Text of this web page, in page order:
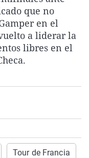
La rosa de los vientos
Gente viajera
Como el perro y el
Caso
Retornados
Equipo de
Operación Viuda
Extremadura
Galicia
La Rioja
Navarra
Virales
Televisión
Elecciones
que no
en el
a liderar la
libres en el
Tour de Francia